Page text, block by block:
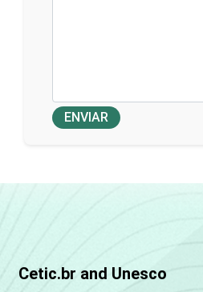
ENVIAR
Cetic.br and Unesco